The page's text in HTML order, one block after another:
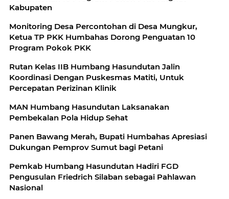
Kabupaten
Monitoring Desa Percontohan di Desa Mungkur,
Ketua TP PKK Humbahas Dorong Penguatan 10
Program Pokok PKK
Rutan Kelas IIB Humbang Hasundutan Jalin
Koordinasi Dengan Puskesmas Matiti, Untuk
Percepatan Perizinan Klinik
MAN Humbang Hasundutan Laksanakan
Pembekalan Pola Hidup Sehat
Panen Bawang Merah, Bupati Humbahas Apresiasi
Dukungan Pemprov Sumut bagi Petani
Pemkab Humbang Hasundutan Hadiri FGD
Pengusulan Friedrich Silaban sebagai Pahlawan
Nasional